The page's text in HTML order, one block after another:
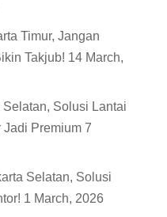
Timur, Jangan
Takjub! 14 March,
Selatan, Solusi Lantai
Jadi Premium 7
Selatan, Solusi
1 March, 2026